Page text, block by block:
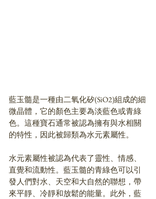
藍玉髓是一種由二氧化矽(SiO2)組成的細
微晶體，它的顏色主要為淡藍色或青綠
色。這種寶石通常被認為擁有與水相關
的特性，因此被歸類為水元素屬性。
水元素屬性被認為代表了靈性、情感、
直覺和流動性。藍玉髓的青綠色可以引
發人們對水、天空和大自然的聯想，帶
來平靜、冷靜和放鬆的能量。此外，藍